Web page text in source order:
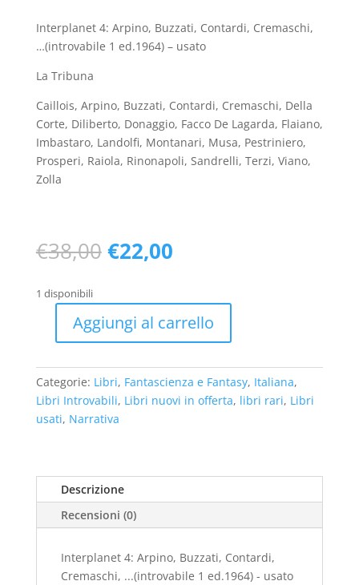
Interplanet 4: Arpino, Buzzati, Contardi, Cremaschi,
…(introvabile 1 ed.1964) – usato
La Tribuna
Caillois, Arpino, Buzzati, Contardi, Cremaschi, Della
Corte, Diliberto, Donaggio, Facco De Lagarda, Flaiano,
Imbastaro, Landolfi, Montanari, Musa, Pestriniero,
Prosperi, Raiola, Rinonapoli, Sandrelli, Terzi, Viano,
Zolla
€38,00 Il
prezzo
era:
€38,00.
€22,00Il
è:
€22,00.
1 disponibili
Interplanet
Arpino,
Buzzati,
Contardi,
Cremaschi,
1
ed.1964)
quantità
Aggiungi al carrello
Categorie: Libri, Fantascienza e Fantasy, Italiana,
Libri Introvabili, Libri nuovi in offerta, libri rari, Libri
usati, Narrativa
Descrizione
Recensioni (0)
Interplanet 4: Arpino, Buzzati, Contardi,
Cremaschi, ...(introvabile 1 ed.1964) - usato